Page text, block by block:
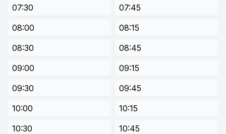
07:30
07:45
08:00
08:15
08:30
08:45
09:00
09:15
09:30
09:45
10:00
10:15
10:30
10:45